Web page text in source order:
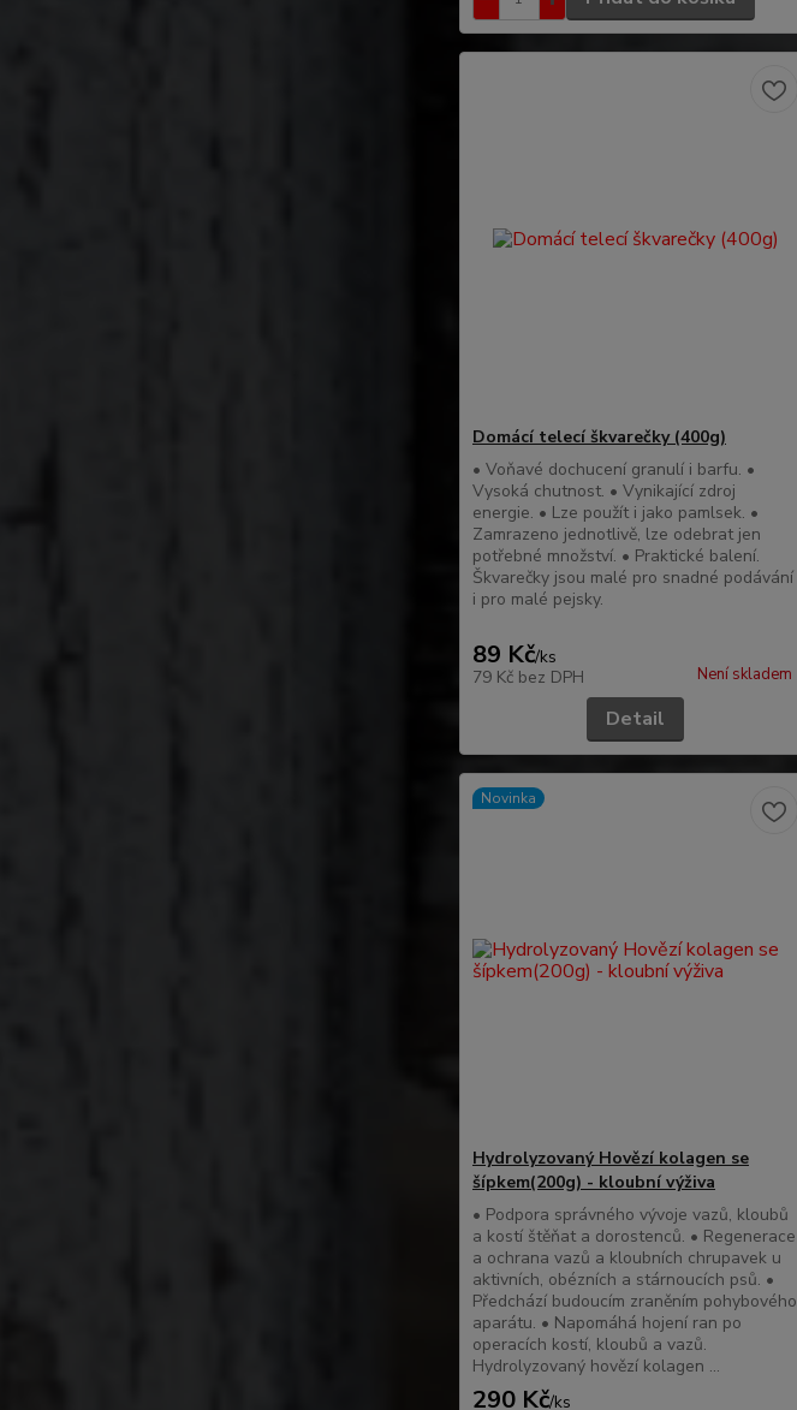
Domácí telecí škvarečky (400g)
• Voňavé dochucení granulí i barfu. •
Vysoká chutnost. • Vynikající zdroj
energie. • Lze použít i jako pamlsek. •
Zamrazeno jednotlivě, lze odebrat jen
potřebné množství. • Praktické balení.
Škvarečky jsou malé pro snadné podávání
i pro malé pejsky.
89 Kč/ks
79 Kč bez DPH Není skladem
Detail
Novinka
Hydrolyzovaný Hovězí kolagen se
šípkem(200g) - kloubní výživa
• Podpora správného vývoje vazů, kloubů
a kostí štěňat a dorostenců. • Regenerace
a ochrana vazů a kloubních chrupavek u
aktivních, obézních a stárnoucích psů. •
Předchází budoucím zraněním pohybového
aparátu. • Napomáhá hojení ran po
operacích kostí, kloubů a vazů.
Hydrolyzovaný hovězí kolagen ...
290 Kč/ks